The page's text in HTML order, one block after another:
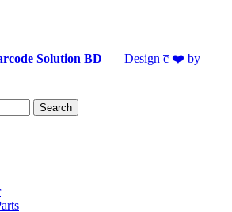
Solution BD Design c̅ ❤️ by
Search